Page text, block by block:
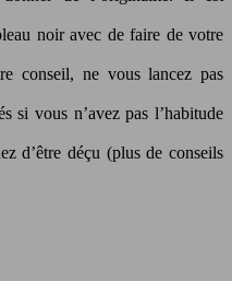
noir avec de faire de votre
conseil, ne vous lancez pas
si vous n’avez pas l’habitude
d’être déçu (plus de conseils